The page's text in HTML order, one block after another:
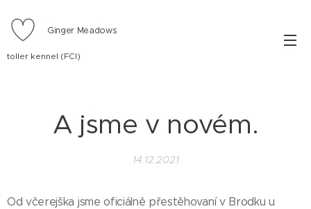
Ginger Meadows
toller kennel (FCI)
A jsme v novém.
14.12.2021
Od včerejška jsme oficiálně přestěhovaní v Brodku u